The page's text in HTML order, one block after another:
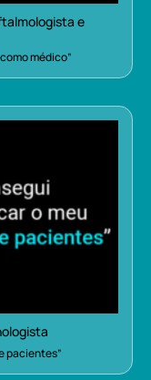
e
médico”
pacientes”